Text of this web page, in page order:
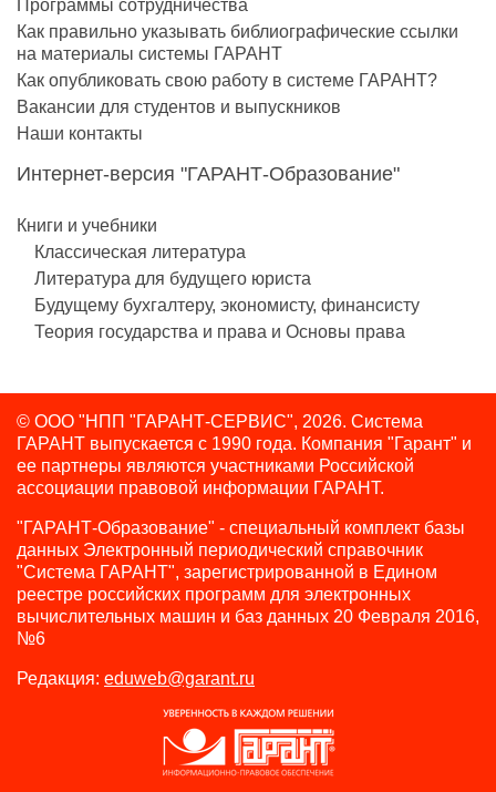
Программы сотрудничества
Как правильно указывать библиографические ссылки
на материалы системы ГАРАНТ
Как опубликовать свою работу в системе ГАРАНТ?
Вакансии для студентов и выпускников
Наши контакты
Интернет-версия "ГАРАНТ-Образование"
Книги и учебники
Классическая литература
Литература для будущего юриста
Будущему бухгалтеру, экономисту, финансисту
Теория государства и права и Основы права
© ООО "НПП "ГАРАНТ-СЕРВИС", 2026. Система
ГАРАНТ выпускается с 1990 года. Компания "Гарант" и
ее партнеры являются участниками Российской
ассоциации правовой информации ГАРАНТ.
"ГАРАНТ-Образование" - специальный комплект базы
данных Электронный периодический справочник
"Система ГАРАНТ", зарегистрированной в Едином
реестре российских программ для электронных
вычислительных машин и баз данных 20 Февраля 2016,
№6
Редакция: eduweb@garant.ru